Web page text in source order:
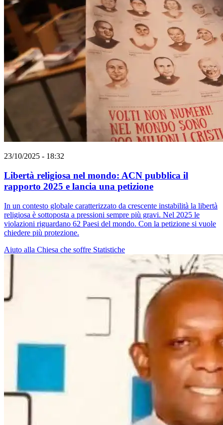
23/10/2025 - 18:32
Libertà religiosa nel mondo: ACN pubblica il
rapporto 2025 e lancia una petizione
In un contesto globale caratterizzato da crescente instabilità la libertà
religiosa è sottoposta a pressioni sempre più gravi. Nel 2025 le
violazioni riguardano 62 Paesi del mondo. Con la petizione si vuole
chiedere più protezione.
Aiuto alla Chiesa che soffre Statistiche